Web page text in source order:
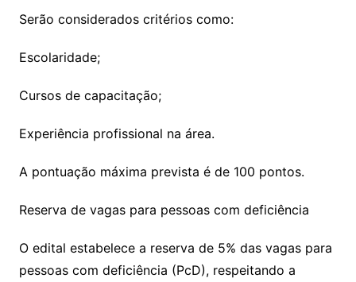
Serão considerados critérios como:
Escolaridade;
Cursos de capacitação;
Experiência profissional na área.
A pontuação máxima prevista é de 100 pontos.
Reserva de vagas para pessoas com deficiência
O edital estabelece a reserva de 5% das vagas para
pessoas com deficiência (PcD), respeitando a